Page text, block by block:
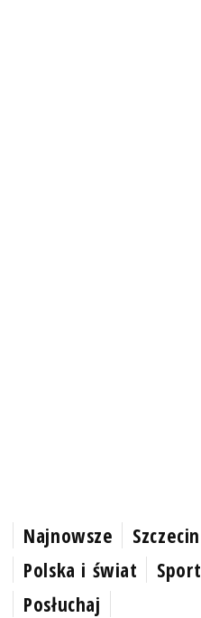
Najnowsze Szczecin
Polska i świat
Sport
Posłuchaj